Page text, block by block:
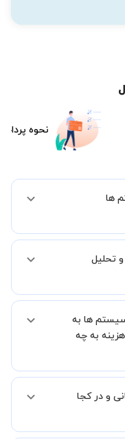
نحوه
ها
لازم برای برگزاری
خواهند داد.
تحلیل
سیستم ها به
به چه
کنار دوستان و یا
وجود دارد. در این
و در کجا